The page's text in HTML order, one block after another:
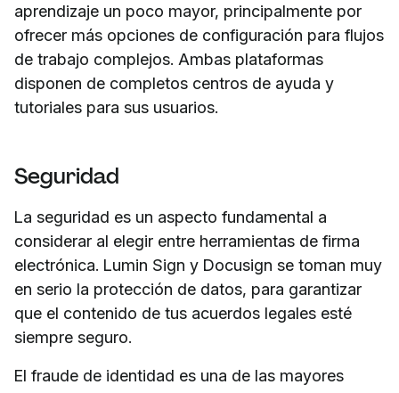
aprendizaje un poco mayor, principalmente por
ofrecer más opciones de configuración para flujos
de trabajo complejos. Ambas plataformas
disponen de completos centros de ayuda y
tutoriales para sus usuarios.
Seguridad
La seguridad es un aspecto fundamental a
considerar al elegir entre herramientas de firma
electrónica. Lumin Sign y Docusign se toman muy
en serio la protección de datos, para garantizar
que el contenido de tus acuerdos legales esté
siempre seguro.
El fraude de identidad es una de las mayores